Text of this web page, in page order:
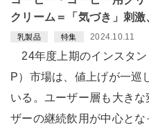
クリーム＝「気づき」刺
乳製品 特集 2024.10.11
24年度上期のインスタン
P）市場は、値上げが一巡
いる。ユーザー層も大き
ザーの継続飲用が中心と